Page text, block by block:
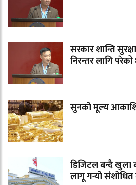
सरकार शान्ति
निरन्तर लागि
सुनको मूल्य
डिजिटल बन्दै खुला
लागू गर्‍यो संशोधित